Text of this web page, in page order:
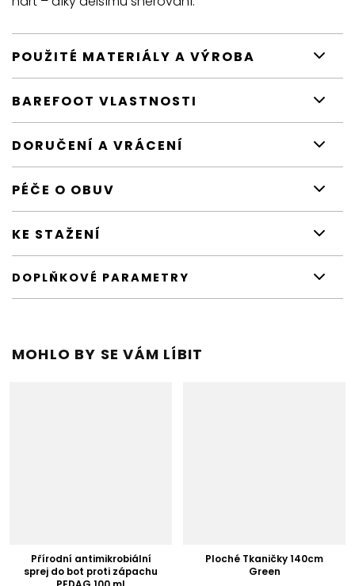
POUŽITÉ MATERIÁLY A VÝROBA
BAREFOOT VLASTNOSTI
DORUČENÍ A VRÁCENÍ
PÉČE O OBUV
KE STAŽENÍ
DOPLŇKOVÉ PARAMETRY
MOHLO BY SE VÁM LÍBIT
Přírodní antimikrobiální
sprej do bot proti zápachu
Ploché Tkaničky 140cm
Green